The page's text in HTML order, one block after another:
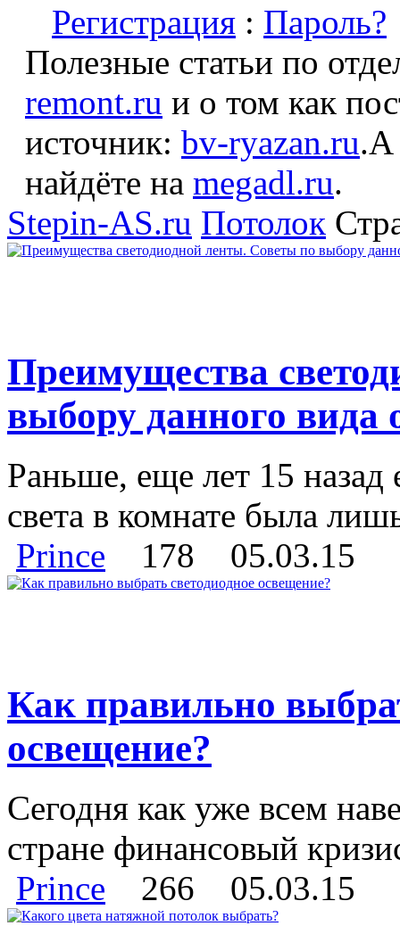
Регистрация : Пароль?
Полезные статьи по
remont.ru и о том как
источник: bv-ryazan.ru.А
найдёте на megadl.ru.
Stepin-AS.ru Потолок
Преимущества
выбору данного вида
Раньше, еще лет 15
света в комнате была
Prince
178 05.03.15
Как правильно
освещение?
Сегодня как уже всем
стране финансовый
Prince
266 05.03.15